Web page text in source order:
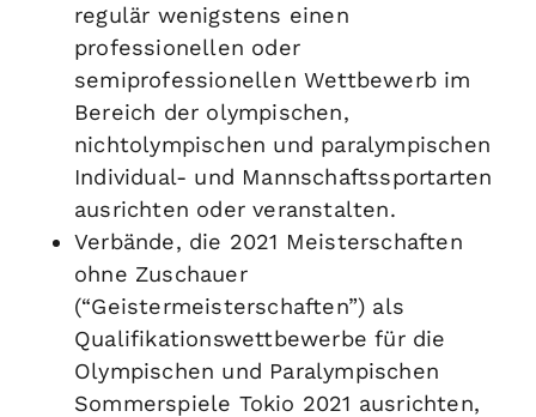
regulär wenigstens einen
professionellen oder
semiprofessionellen Wettbewerb im
Bereich der olympischen,
nichtolympischen und paralympischen
Individual- und Mannschaftssportarten
ausrichten oder veranstalten.
Verbände, die 2021 Meisterschaften
ohne Zuschauer
(“Geistermeisterschaften”) als
Qualifikationswettbewerbe für die
Olympischen und Paralympischen
Sommerspiele Tokio 2021 ausrichten,